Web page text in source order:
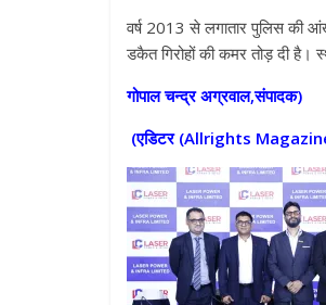
वर्ष 2013 से लगातार पुलिस की
डकैत गिरोहों की कमर तोड़ दी है।
गोपाल चन्द्र अग्रवाल,संपादक)
(एडिटर (Allrights